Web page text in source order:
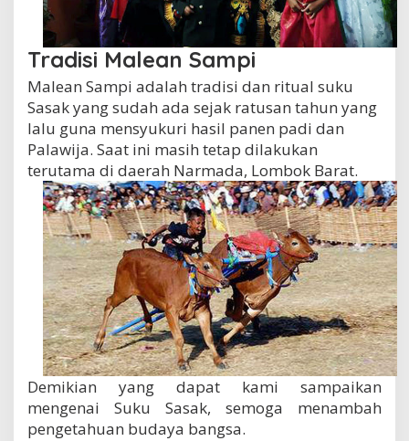
Tradisi Malean Sampi
Malean Sampi adalah tradisi dan ritual suku
Sasak yang sudah ada sejak ratusan tahun yang
lalu guna mensyukuri hasil panen padi dan
Palawija. Saat ini masih tetap dilakukan
terutama di daerah Narmada, Lombok Barat.
Demikian yang dapat kami sampaikan
mengenai Suku Sasak, semoga menambah
pengetahuan budaya bangsa.